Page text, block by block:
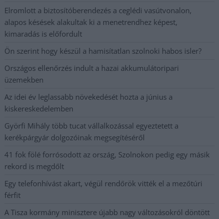
Elromlott a biztosítóberendezés a ceglédi vasútvonalon,
alapos késések alakultak ki a menetrendhez képest,
kimaradás is előfordult
Ön szerint hogy készül a hamisítatlan szolnoki habos isler?
Országos ellenőrzés indult a hazai akkumulátoripari
üzemekben
Az idei év leglassabb növekedését hozta a június a
kiskereskedelemben
Györfi Mihály több tucat vállalkozással egyeztetett a
kerékpárgyár dolgozóinak megsegítéséről
41 fok fölé forrósodott az ország, Szolnokon pedig egy másik
rekord is megdőlt
Egy telefonhívást akart, végül rendőrök vitték el a mezőtúri
férfit
A Tisza kormány minisztere újabb nagy változásokról döntött